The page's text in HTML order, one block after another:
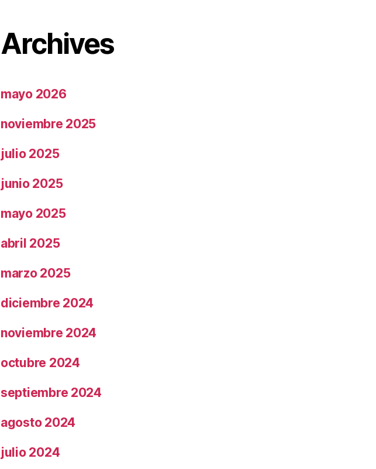
Archives
mayo 2026
noviembre 2025
julio 2025
junio 2025
mayo 2025
abril 2025
marzo 2025
diciembre 2024
noviembre 2024
octubre 2024
septiembre 2024
agosto 2024
julio 2024